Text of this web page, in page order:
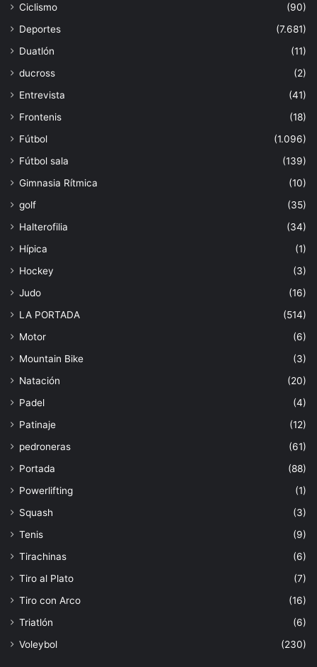
Ciclismo
(90)
Deportes
(7.681)
Duatlón
(11)
ducross
(2)
Entrevista
(41)
Frontenis
(18)
Fútbol
(1.096)
Fútbol sala
(139)
Gimnasia Rítmica
(10)
golf
(35)
Halterofilia
(34)
Hípica
(1)
Hockey
(3)
Judo
(16)
LA PORTADA
(514)
Motor
(6)
Mountain Bike
(3)
Natación
(20)
Padel
(4)
Patinaje
(12)
pedroneras
(61)
Portada
(88)
Powerlifting
(1)
Squash
(3)
Tenis
(9)
Tirachinas
(6)
Tiro al Plato
(7)
Tiro con Arco
(16)
Triatlón
(6)
Voleybol
(230)